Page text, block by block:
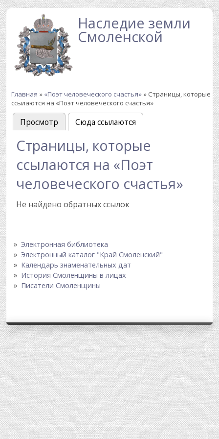
Перейти к основному содержаниюНаследие земли
Смоленской
Вы здесь
Главная » «Поэт человеческого счастья» » Страницы, которые
ссылаются на «Поэт человеческого счастья»
Главные вкладки
Просмотр Сюда ссылаются
Страницы, которые
ссылаются на «Поэт
человеческого счастья»
Не найдено обратных ссылок
Электронная библиотека
Электронный каталог "Край Смоленский"
Календарь знаменательных дат
История Смоленщины в лицах
Писатели Смоленщины